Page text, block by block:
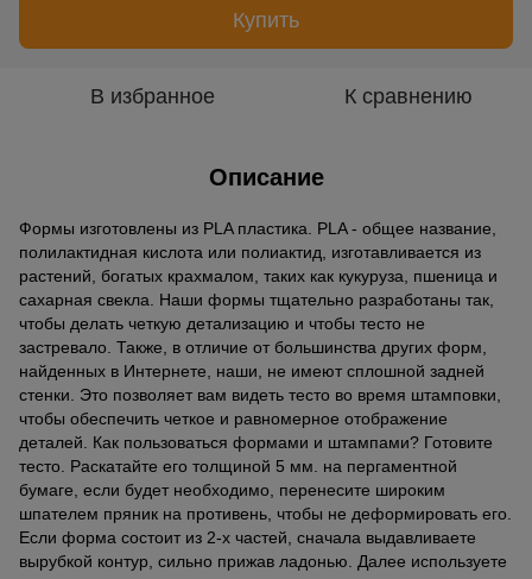
Купить
В избранное К сравнению
Описание
Формы изготовлены из PLA пластика. PLA - общее название,
полилактидная кислота или полиактид, изготавливается из
растений, богатых крахмалом, таких как кукуруза, пшеница и
сахарная свекла. Наши формы тщательно разработаны так,
чтобы делать четкую детализацию и чтобы тесто не
застревало. Также, в отличие от большинства других форм,
найденных в Интернете, наши, не имеют сплошной задней
стенки. Это позволяет вам видеть тесто во время штамповки,
чтобы обеспечить четкое и равномерное отображение
деталей. Как пользоваться формами и штампами? Готовите
тесто. Раскатайте его толщиной 5 мм. на пергаментной
бумаге, если будет необходимо, перенесите широким
шпателем пряник на противень, чтобы не деформировать его.
Если форма состоит из 2-х частей, сначала выдавливаете
вырубкой контур, сильно прижав ладонью. Далее используете